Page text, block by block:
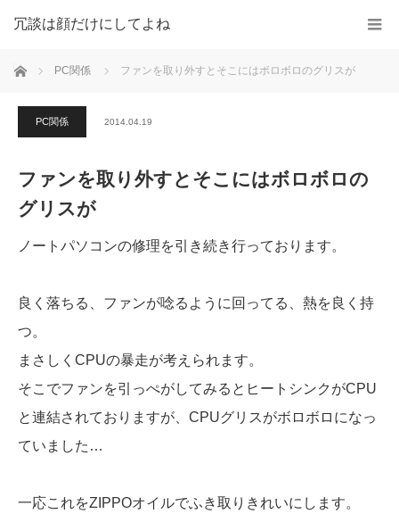
冗談は顔だけにしてよね
ホーム PC関係 ファンを取り外すとそこにはボロボロのグリスが
PC関係 2014.04.19
ファンを取り外すとそこにはボロボロの
グリスが
ノートパソコンの修理を引き続き行っております。
良く落ちる、ファンが唸るように回ってる、熱を良く持
つ。
まさしくCPUの暴走が考えられます。
そこでファンを引っぺがしてみるとヒートシンクがCPU
と連結されておりますが、CPUグリスがボロボロになっ
ていました…
一応これをZIPPOオイルでふき取りきれいにします。